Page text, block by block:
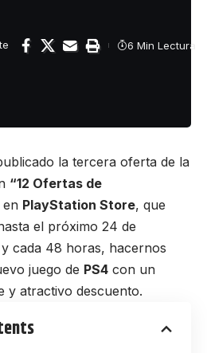
6 Min Lectura
la tercera oferta de la
“12 Ofertas de
en PlayStation Store, que
el próximo 24 de
cada 48 horas, hacernos
juego de PS4 con un
y atractivo descuento.